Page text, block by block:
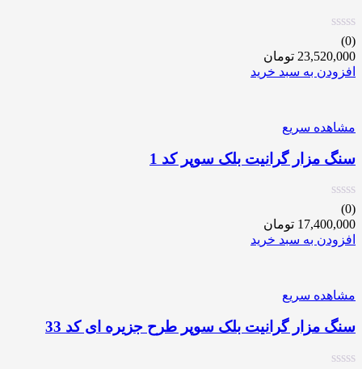
(0)
23,520,000 تومان
افزودن به سبد خرید
مشاهده سریع
سنگ مزار گرانیت بلک سوپر کد 1
(0)
17,400,000 تومان
افزودن به سبد خرید
مشاهده سریع
سنگ مزار گرانیت بلک سوپر طرح جزیره ای کد 33